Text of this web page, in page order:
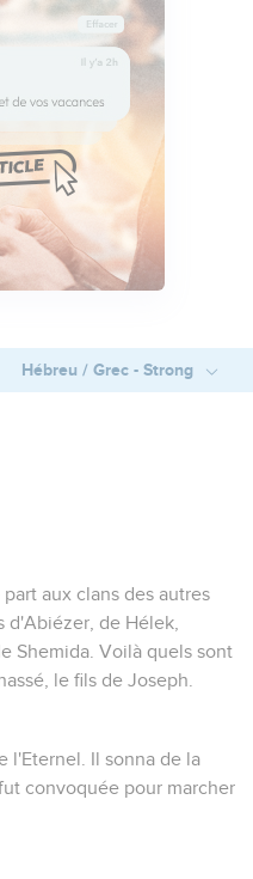
Hébreu / Grec - Strong
aux clans des autres
d'Abiézer, de Hélek,
Shemida. Voilà quels sont
le fils de Joseph.
l'Eternel. Il sonna de la
convoquée pour marcher